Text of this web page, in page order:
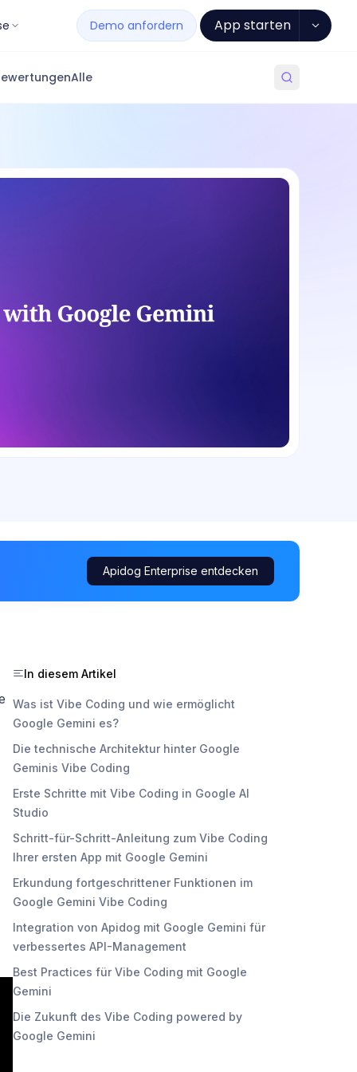
Demo anfordern App starten
Alle
Apidog Enterprise entdecken
In diesem Artikel
Was ist Vibe Coding und wie ermöglicht
Google Gemini es?
Die technische Architektur hinter Google
Geminis Vibe Coding
Erste Schritte mit Vibe Coding in Google AI
Studio
Schritt-für-Schritt-Anleitung zum Vibe Coding
Ihrer ersten App mit Google Gemini
Erkundung fortgeschrittener Funktionen im
Google Gemini Vibe Coding
Integration von Apidog mit Google Gemini für
verbessertes API-Management
Best Practices für Vibe Coding mit Google
Gemini
Die Zukunft des Vibe Coding powered by
Google Gemini